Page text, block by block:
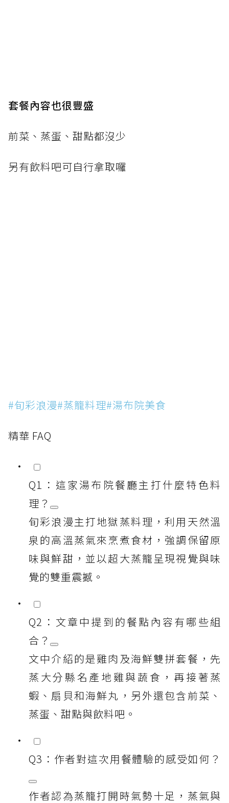
套餐內容也很豐盛
前菜、蒸蛋、甜點都沒少
另有飲料吧可自行拿取囉
#旬彩浪漫#蒸籠料理#湯布院美食
精華 FAQ
Q1：這家湯布院餐廳主打什麼特色料
理？
旬彩浪漫主打地獄蒸料理，利用天然溫
泉的高溫蒸氣來烹煮食材，強調保留原
味與鮮甜，並以超大蒸籠呈現視覺與味
覺的雙重震撼。
Q2：文章中提到的餐點內容有哪些組
合？
文中介紹的是雞肉及海鮮雙拼套餐，先
蒸大分縣名產地雞與蔬食，再接著蒸
蝦、扇貝和海鮮丸，另外還包含前菜、
蒸蛋、甜點與飲料吧。
Q3：作者對這次用餐體驗的感受如何？
作者認為蒸籠打開時氣勢十足，蒸氣與